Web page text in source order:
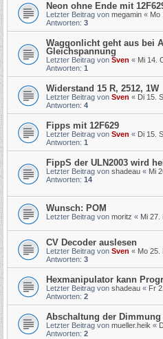
Neon ohne Ende mit
Letzter Beitrag von megamin « Mo
Antworten: 3
Waggonlicht geht aus bei
Gleichspannung
Letzter Beitrag von Sven « Mi 14.
Antworten: 1
Widerstand 15 R, 2512, 1W
Letzter Beitrag von Sven « Di 15.
Antworten: 4
Fipps mit 12F629
Letzter Beitrag von Sven « Di 15.
Antworten: 1
FippS der ULN2003 wird
Letzter Beitrag von shadeau « Mi
Antworten: 14
Wunsch: POM
Letzter Beitrag von moritz « Mi 27.
CV Decoder auslesen
Letzter Beitrag von Sven « Mo 25.
Antworten: 3
Hexmanipulator kann
Letzter Beitrag von shadeau « Fr
Antworten: 2
Abschaltung der
Letzter Beitrag von mueller.heik «
Antworten: 2